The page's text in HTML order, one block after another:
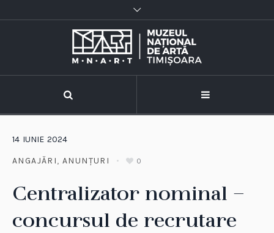
14 IUNIE 2024
ANGAJĂRI,ANUNȚURI 0
Centralizator nominal –
concursul de recrutare